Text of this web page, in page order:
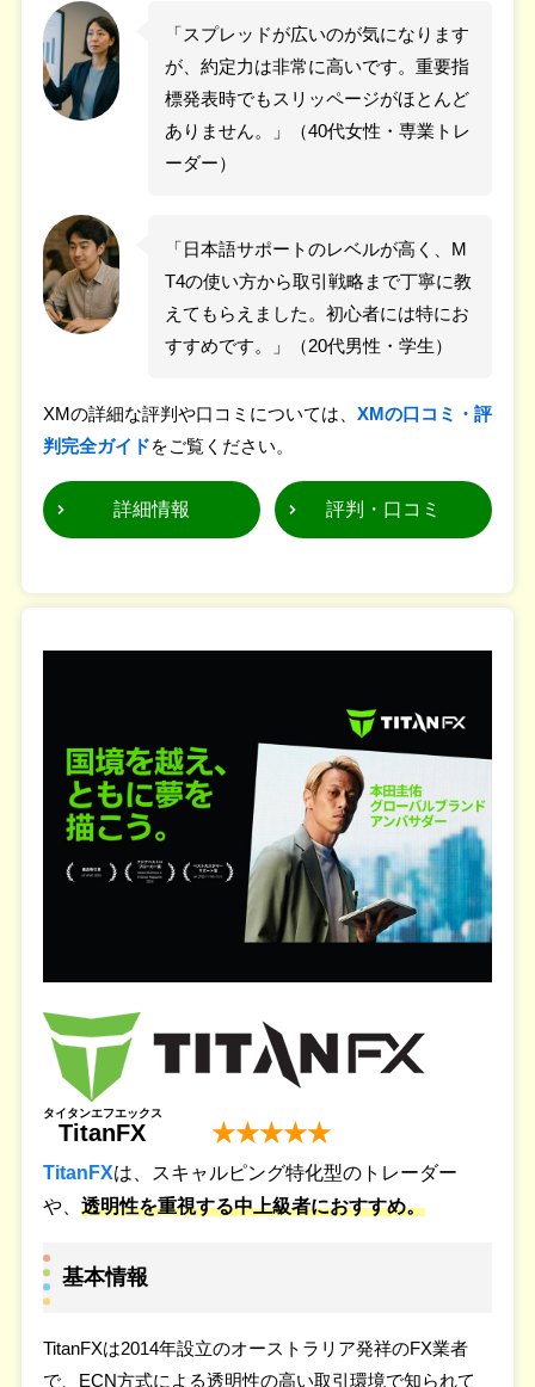
「スプレッドが広いのが気になります
が、約定力は非常に高いです。重要指
標発表時でもスリッページがほとんど
ありません。」（40代女性・専業トレ
ーダー）
「日本語サポートのレベルが高く、M
T4の使い方から取引戦略まで丁寧に教
えてもらえました。初心者には特にお
すすめです。」（20代男性・学生）
XMの詳細な評判や口コミについては、 XMの口コミ・評
判完全ガイドをご覧ください。
詳細情報 評判・口コミ
TitanFX
タイタンエフエックス
★★★★★
TitanFXは、スキャルピング特化型のトレーダー
や、 透明性を重視する中上級者におすすめ。
基本情報
TitanFXは2014年設立のオーストラリア発祥のFX業者
で、ECN方式による透明性の高い取引環境で知られて